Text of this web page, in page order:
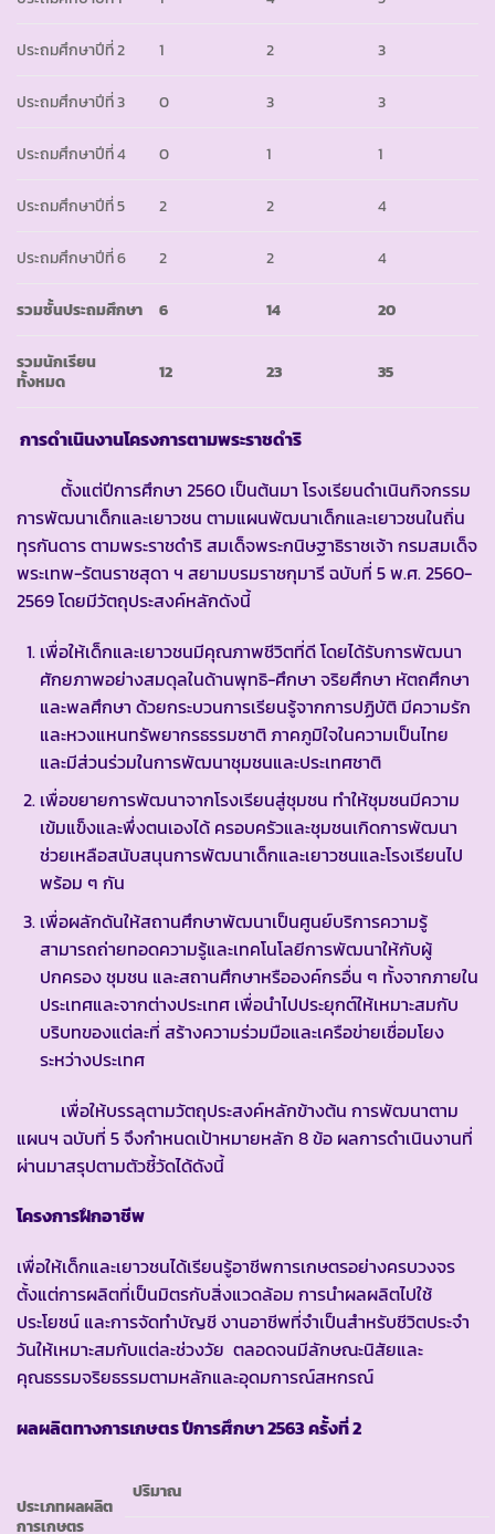
ประถมศึกษาปีที่ 2 1 2 3
ประถมศึกษาปีที่ 3 0 3 3
ประถมศึกษาปีที่ 4 0 1 1
ประถมศึกษาปีที่ 5 2 2 4
ประถมศึกษาปีที่ 6 2 2 4
รวมชั้นประถมศึกษา 6 14 20
รวมนักเรียน
ทั้งหมด
12 23 35
การดำเนินงานโครงการตามพระราชดำริ
ตั้งแต่ปีการศึกษา 2560 เป็นต้นมา โรงเรียนดำเนินกิจกรรม
การพัฒนาเด็กและเยาวชน ตามแผนพัฒนาเด็กและเยาวชนในถิ่น
ทุรกันดาร ตามพระราชดำริ สมเด็จพระกนิษฐาธิราชเจ้า กรมสมเด็จ
พระเทพ-รัตนราชสุดา ฯ สยามบรมราชกุมารี ฉบับที่ 5 พ.ศ. 2560-
2569 โดยมีวัตถุประสงค์หลักดังนี้
เพื่อให้เด็กและเยาวชนมีคุณภาพชีวิตที่ดี โดยได้รับการพัฒนา
ศักยภาพอย่างสมดุลในด้านพุทธิ-ศึกษา จริยศึกษา หัตถศึกษา
และพลศึกษา ด้วยกระบวนการเรียนรู้จากการปฏิบัติ มีความรัก
และหวงแหนทรัพยากรธรรมชาติ ภาคภูมิใจในความเป็นไทย
และมีส่วนร่วมในการพัฒนาชุมชนและประเทศชาติ
เพื่อขยายการพัฒนาจากโรงเรียนสู่ชุมชน ทำให้ชุมชนมีความ
เข้มแข็งและพึ่งตนเองได้ ครอบครัวและชุมชนเกิดการพัฒนา
ช่วยเหลือสนับสนุนการพัฒนาเด็กและเยาวชนและโรงเรียนไป
พร้อม ๆ กัน
เพื่อผลักดันให้สถานศึกษาพัฒนาเป็นศูนย์บริการความรู้
สามารถถ่ายทอดความรู้และเทคโนโลยีการพัฒนาให้กับผู้
ปกครอง ชุมชน และสถานศึกษาหรือองค์กรอื่น ๆ ทั้งจากภายใน
ประเทศและจากต่างประเทศ เพื่อนำไปประยุกต์ให้เหมาะสมกับ
บริบทของแต่ละที่ สร้างความร่วมมือและเครือข่ายเชื่อมโยง
ระหว่างประเทศ
เพื่อให้บรรลุตามวัตถุประสงค์หลักข้างต้น การพัฒนาตาม
แผนฯ ฉบับที่ 5 จึงกำหนดเป้าหมายหลัก 8 ข้อ ผลการดำเนินงานที่
ผ่านมาสรุปตามตัวชี้วัดได้ดังนี้
โครงการฝึกอาชีพ
เพื่อให้เด็กและเยาวชนได้เรียนรู้อาชีพการเกษตรอย่างครบวงจร
ตั้งแต่การผลิตที่เป็นมิตรกับสิ่งแวดล้อม การนำผลผลิตไปใช้
ประโยชน์ และการจัดทำบัญชี งานอาชีพที่จำเป็นสำหรับชีวิตประจำ
วันให้เหมาะสมกับแต่ละช่วงวัย ตลอดจนมีลักษณะนิสัยและ
คุณธรรมจริยธรรมตามหลักและอุดมการณ์สหกรณ์
ผลผลิตทางการเกษตรปีการศึกษา2563 ครั้งที่ 2
ประเภทผลผลิต
การเกษตร
ปริมาณ